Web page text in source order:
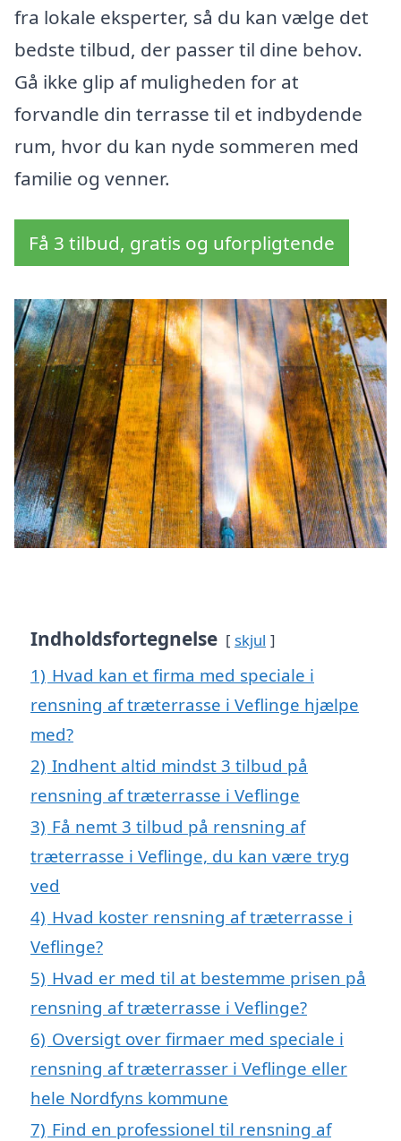
fra lokale eksperter, så du kan vælge det
bedste tilbud, der passer til dine behov.
Gå ikke glip af muligheden for at
forvandle din terrasse til et indbydende
rum, hvor du kan nyde sommeren med
familie og venner.
Få 3 tilbud, gratis og uforpligtende
Indholdsfortegnelse skjul
1) Hvad kan et firma med speciale i
rensning af træterrasse i Veflinge hjælpe
med?
2) Indhent altid mindst 3 tilbud på
rensning af træterrasse i Veflinge
3) Få nemt 3 tilbud på rensning af
træterrasse i Veflinge, du kan være tryg
ved
4) Hvad koster rensning af træterrasse i
Veflinge?
5) Hvad er med til at bestemme prisen på
rensning af træterrasse i Veflinge?
6) Oversigt over firmaer med speciale i
rensning af træterrasser i Veflinge eller
hele Nordfyns kommune
7) Find en professionel til rensning af